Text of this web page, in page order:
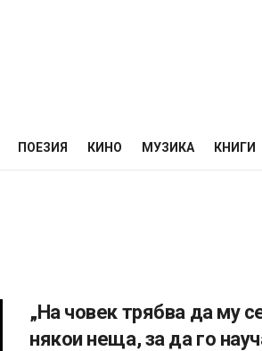
ПОЕЗИЯ КИНО МУЗИКА КНИГИ
„На човек трябва да му
някои неща, за да го